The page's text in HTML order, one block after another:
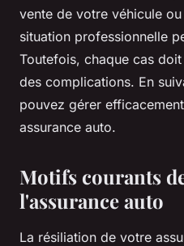
vente de votre véhicule
situation professionnelle
Toutefois, chaque cas
des complications. En
pouvez gérer
assurance auto.
Motifs courants
l'assurance auto
La résiliation de votre